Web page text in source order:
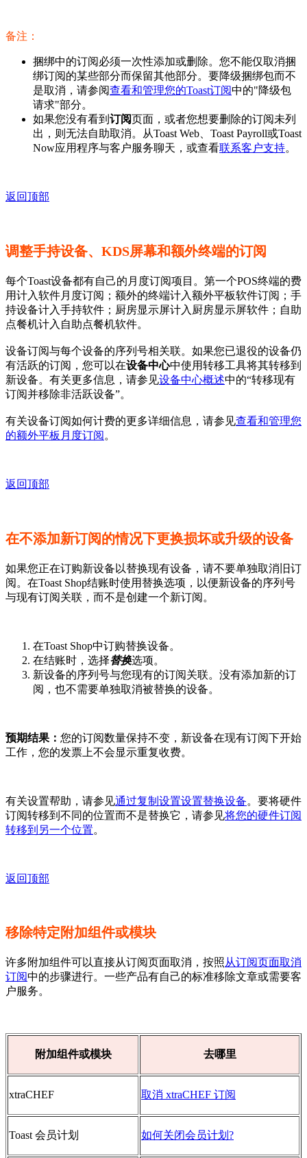
备注：
捆绑中的订阅必须一次性添加或删除。您不能仅取消捆
绑订阅的某些部分而保留其他部分。要降级捆绑包而不
是取消，请参阅查看和管理您的Toast订阅中的"降级包
请求"部分。
如果您没有看到 订阅页面，或者您想要删除的订阅未列
出，则无法自助取消。从Toast Web、Toast Payroll或Toast
Now应用程序与客户服务聊天，或查看联系客户支持。
返回顶部
调整手持设备、KDS屏幕和额外终端的订阅
每个Toast设备都有自己的月度订阅项目。第一个POS终端的费
用计入软件月度订阅；额外的终端计入额外平板软件订阅；手
持设备计入手持软件；厨房显示屏计入厨房显示屏软件；自助
点餐机计入自助点餐机软件。
设备订阅与每个设备的序列号相关联。如果您已退役的设备仍
有活跃的订阅，您可以在设备中心中使用转移工具将其转移到
新设备。有关更多信息，请参见设备中心概述中的“转移现有
订阅并移除非活跃设备”。
有关设备订阅如何计费的更多详细信息，请参见查看和管理您
的额外平板月度订阅 。
返回顶部
在不添加新订阅的情况下更换损坏或升级的设备
如果您正在订购新设备以替换现有设备，请不要单独取消旧订
阅。在Toast Shop结账时使用替换选项，以便新设备的序列号
与现有订阅关联，而不是创建一个新订阅。
在Toast Shop中订购替换设备。
在结账时，选择替换选项。
新设备的序列号与您现有的订阅关联。没有添加新的订
阅，也不需要单独取消被替换的设备。
预期结果： 您的订阅数量保持不变，新设备在现有订阅下开始
工作，您的发票上不会显示重复收费。
有关设置帮助，请参见通过复制设置设置替换设备。要将硬件
订阅转移到不同的位置而不是替换它，请参见将您的硬件订阅
转移到另一个位置。
返回顶部
移除特定附加组件或模块
许多附加组件可以直接从订阅页面取消，按照从订阅页面取消
订阅中的步骤进行。一些产品有自己的标准移除文章或需要客
户服务。
附加组件或模块 去哪里
xtraCHEF 取消 xtraCHEF 订阅
Toast 会员计划 如何关闭会员计划?